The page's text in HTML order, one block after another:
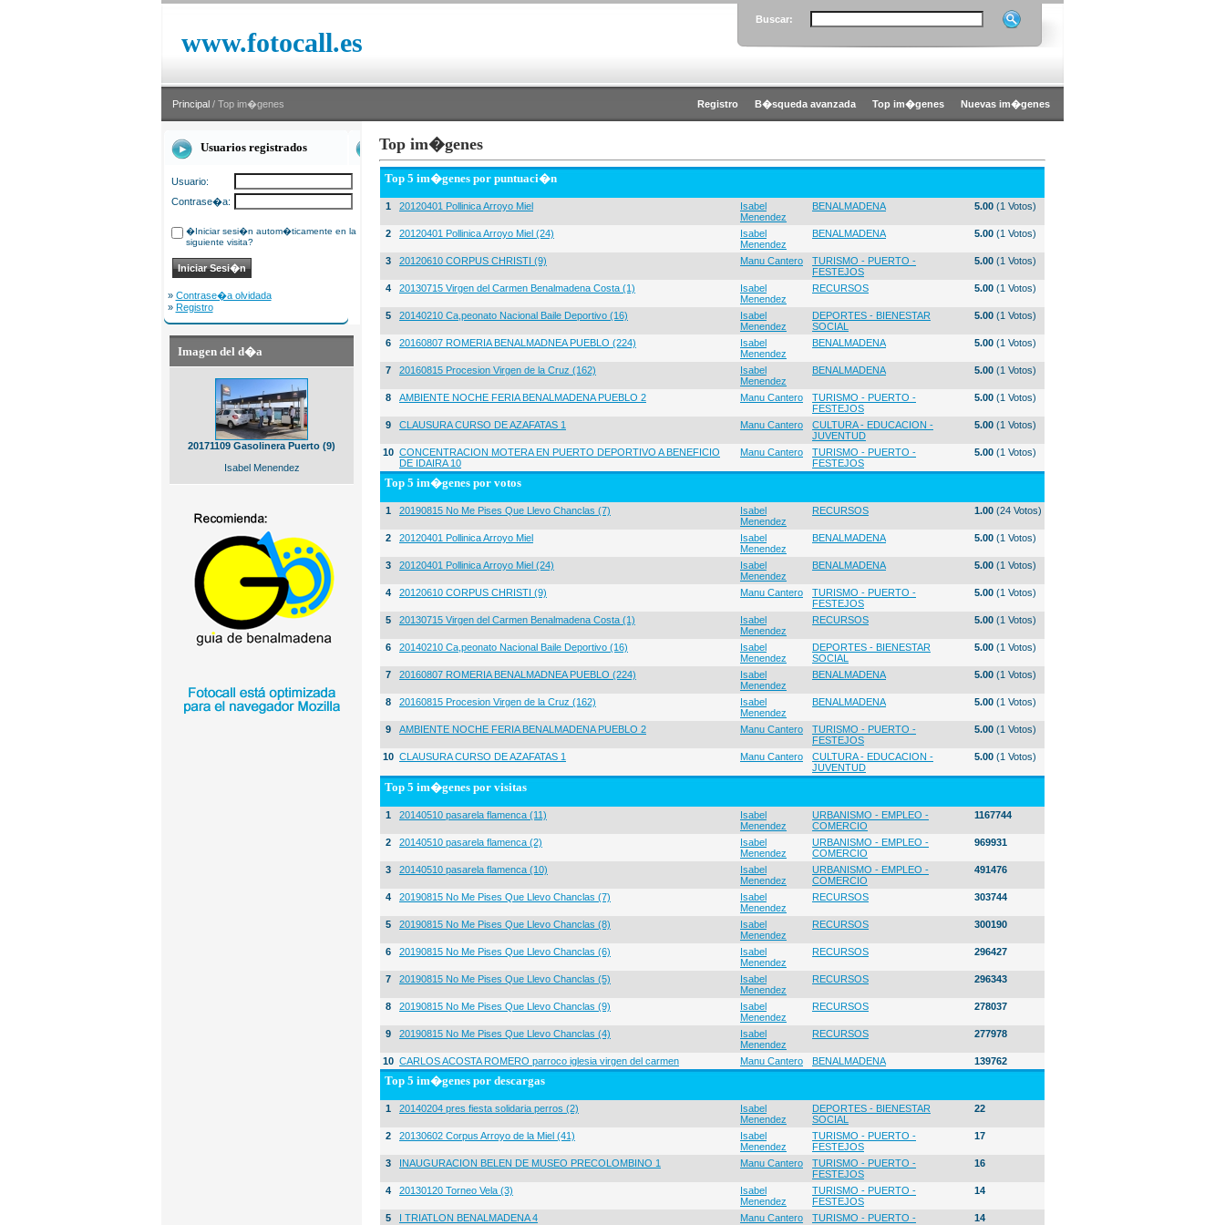
www.fotocall.es
Buscar:
Principal / Top im�genes Registro B�squeda avanzada Top im�genes Nuevas im�genes
Usuarios registrados
Usuario:
Contrase�a:
�Iniciar sesi�n autom�ticamente en la
siguiente visita?
» Contrase�a olvidada
» Registro
Imagen del d�a
20171109 Gasolinera Puerto (9)
Isabel Menendez
Top im�genes
Top 5 im�genes por puntuaci�n
1 20120401 Pollinica Arroyo Miel
Isabel
Menendez
BENALMADENA 5.00 (1 Votos)
2 20120401 Pollinica Arroyo Miel (24)
Isabel
Menendez
BENALMADENA 5.00 (1 Votos)
3 20120610 CORPUS CHRISTI (9) Manu Cantero
TURISMO - PUERTO -
FESTEJOS
5.00 (1 Votos)
4 20130715 Virgen del Carmen Benalmadena Costa (1)
Isabel
Menendez
RECURSOS 5.00 (1 Votos)
5 20140210 Ca,peonato Nacional Baile Deportivo (16)
Isabel
Menendez
DEPORTES - BIENESTAR
SOCIAL
5.00 (1 Votos)
6 20160807 ROMERIA BENALMADNEA PUEBLO (224)
Isabel
Menendez
BENALMADENA 5.00 (1 Votos)
7 20160815 Procesion Virgen de la Cruz (162)
Isabel
Menendez
BENALMADENA 5.00 (1 Votos)
8 AMBIENTE NOCHE FERIA BENALMADENA PUEBLO 2 Manu Cantero
TURISMO - PUERTO -
FESTEJOS
5.00 (1 Votos)
9 CLAUSURA CURSO DE AZAFATAS 1 Manu Cantero
CULTURA - EDUCACION -
JUVENTUD
5.00 (1 Votos)
10 CONCENTRACION MOTERA EN PUERTO DEPORTIVO A BENEFICIO
DE IDAIRA 10
Manu Cantero
TURISMO - PUERTO -
FESTEJOS
5.00 (1 Votos)
Top 5 im�genes por votos
1 20190815 No Me Pises Que Llevo Chanclas (7)
Isabel
Menendez
RECURSOS 1.00 (24 Votos)
2 20120401 Pollinica Arroyo Miel
Isabel
Menendez
BENALMADENA 5.00 (1 Votos)
3 20120401 Pollinica Arroyo Miel (24)
Isabel
Menendez
BENALMADENA 5.00 (1 Votos)
4 20120610 CORPUS CHRISTI (9) Manu Cantero
TURISMO - PUERTO -
FESTEJOS
5.00 (1 Votos)
5 20130715 Virgen del Carmen Benalmadena Costa (1)
Isabel
Menendez
RECURSOS 5.00 (1 Votos)
6 20140210 Ca,peonato Nacional Baile Deportivo (16)
Isabel
Menendez
DEPORTES - BIENESTAR
SOCIAL
5.00 (1 Votos)
7 20160807 ROMERIA BENALMADNEA PUEBLO (224)
Isabel
Menendez
BENALMADENA 5.00 (1 Votos)
8 20160815 Procesion Virgen de la Cruz (162)
Isabel
Menendez
BENALMADENA 5.00 (1 Votos)
9 AMBIENTE NOCHE FERIA BENALMADENA PUEBLO 2 Manu Cantero
TURISMO - PUERTO -
FESTEJOS
5.00 (1 Votos)
10 CLAUSURA CURSO DE AZAFATAS 1 Manu Cantero
CULTURA - EDUCACION -
JUVENTUD
5.00 (1 Votos)
Top 5 im�genes por visitas
1 20140510 pasarela flamenca (11)
Isabel
Menendez
URBANISMO - EMPLEO -
COMERCIO
1167744
2 20140510 pasarela flamenca (2)
Isabel
Menendez
URBANISMO - EMPLEO -
COMERCIO
969931
3 20140510 pasarela flamenca (10)
Isabel
Menendez
URBANISMO - EMPLEO -
COMERCIO
491476
4 20190815 No Me Pises Que Llevo Chanclas (7)
Isabel
Menendez
RECURSOS 303744
5 20190815 No Me Pises Que Llevo Chanclas (8)
Isabel
Menendez
RECURSOS 300190
6 20190815 No Me Pises Que Llevo Chanclas (6)
Isabel
Menendez
RECURSOS 296427
7 20190815 No Me Pises Que Llevo Chanclas (5)
Isabel
Menendez
RECURSOS 296343
8 20190815 No Me Pises Que Llevo Chanclas (9)
Isabel
Menendez
RECURSOS 278037
9 20190815 No Me Pises Que Llevo Chanclas (4)
Isabel
Menendez
RECURSOS 277978
10 CARLOS ACOSTA ROMERO parroco iglesia virgen del carmen Manu Cantero BENALMADENA 139762
Top 5 im�genes por descargas
1 20140204 pres fiesta solidaria perros (2)
Isabel
Menendez
DEPORTES - BIENESTAR
SOCIAL
22
2 20130602 Corpus Arroyo de la Miel (41)
Isabel
Menendez
TURISMO - PUERTO -
FESTEJOS
17
3 INAUGURACION BELEN DE MUSEO PRECOLOMBINO 1 Manu Cantero
TURISMO - PUERTO -
FESTEJOS
16
4 20130120 Torneo Vela (3)
Isabel
Menendez
TURISMO - PUERTO -
FESTEJOS
14
5 I TRIATLON BENALMADENA 4 Manu Cantero
TURISMO - PUERTO -
14